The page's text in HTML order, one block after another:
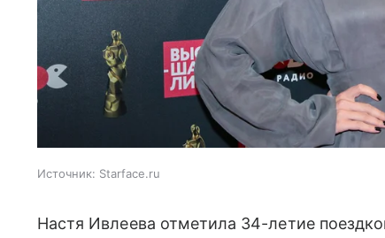
Источник: Starface.ru
Настя Ивлеева отметила 34-летие